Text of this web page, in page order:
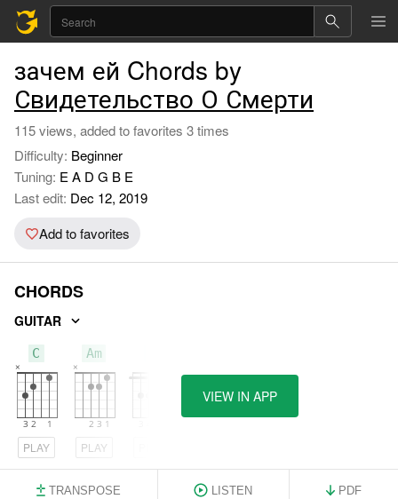
зачем ей Chords by
Свидетельство О Смерти
115 views, added to favorites 3 times
Difficulty: Beginner
Tuning: E A D G B E
Last edit: Dec 12, 2019
Add to favorites
CHORDS
GUITAR
C
PLAY
Am
PLAY
VIEW IN APP
TRANSPOSE LISTEN PDF